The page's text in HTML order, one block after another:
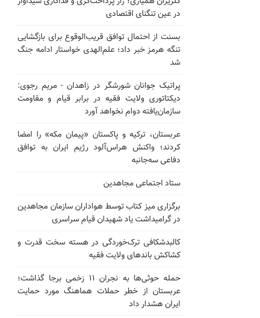
در عین تنگنای اقتصادی
بسنت از احتمال توافق قریب‌الوقوع برای بازگشایی
تنگه هرمز خبر داد؛ علم‌الهدی خواستار ادامه جنگ
شد
پراتیک جوانان شورشگر در زاهدان - مریم رجوی:
دیکتاتوری ولایت فقیه در برابر قیام و مقاومت
سازمان‌یافته دوام نخواهد آورد
عربستان، ترکیه و پاکستان «پیمان مکه» را امضا
کردند؛ واکنش هراس‌آلود رژیم ایران به توافق
دفاعی سه‌جانبه
ستاد اجتماعی مجاهدین
برگزاری میز کتاب توسط هواداران سازمان مجاهدین
در گرامیداشت یاد شهیدان قیام سراسری
کالبدشکافی ترک‌خوردگی در هسته سخت قدرت و
کشاکش باندهای ولایت فقیه
حمله حوثی‌ها به نجران ۱۱ زخمی برجا گذاشت؛
عربستان از خطر حملات هماهنگ مورد حمایت
ایران هشدار داد